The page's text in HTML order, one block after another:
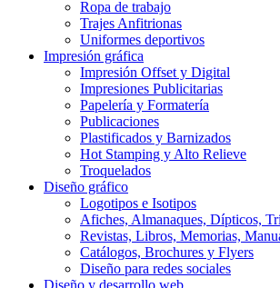
Ropa de trabajo
Trajes Anfitrionas
Uniformes deportivos
Impresión gráfica
Impresión Offset y Digital
Impresiones Publicitarias
Papelería y Formatería
Publicaciones
Plastificados y Barnizados
Hot Stamping y Alto Relieve
Troquelados
Diseño gráfico
Logotipos e Isotipos
Afiches, Almanaques, Dípticos,
Revistas, Libros, Memorias,
Catálogos, Brochures y Flyers
Diseño para redes sociales